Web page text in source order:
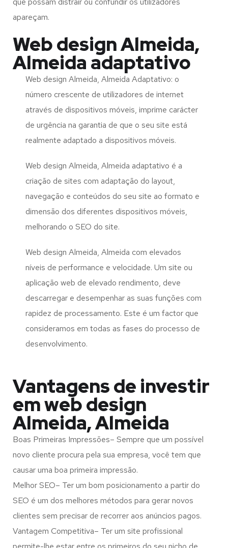
apareçam.
Web design Almeida,
Almeida adaptativo
Web design Almeida, Almeida Adaptativo: o
número crescente de utilizadores de internet
através de dispositivos móveis, imprime carácter
de urgência na garantia de que o seu site está
realmente adaptado a dispositivos móveis.
Web design Almeida, Almeida adaptativo é a
criação de sites com adaptação do layout,
navegação e conteúdos do seu site ao formato e
dimensão dos diferentes dispositivos móveis,
melhorando o SEO do site.
Web design Almeida, Almeida com elevados
níveis de performance e velocidade. Um site ou
aplicação web de elevado rendimento, deve
descarregar e desempenhar as suas funções com
rapidez de processamento. Este é um factor que
consideramos em todas as fases do processo de
desenvolvimento.
Vantagens de investir
em web design
Almeida, Almeida
Boas Primeiras Impressões– Sempre que um possível
novo cliente procura pela sua empresa, você tem que
causar uma boa primeira impressão.
Melhor SEO– Ter um bom posicionamento a partir do
SEO é um dos melhores métodos para gerar novos
clientes sem precisar de recorrer aos anúncios pagos.
Vantagem Competitiva– Ter um site profissional